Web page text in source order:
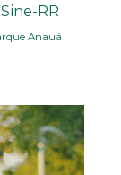
Sine-RR
Anauá